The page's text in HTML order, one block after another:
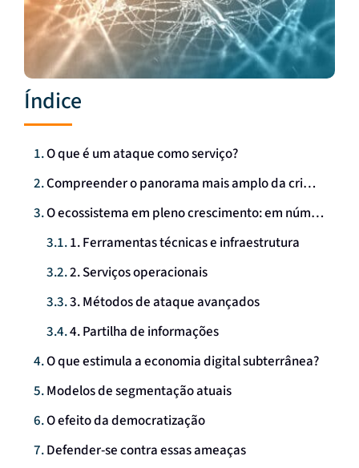
Índice
O que é um ataque como serviço?
Compreender o panorama mais amplo da criminalidade como serviço
O ecossistema em pleno crescimento: em números
1. Ferramentas técnicas e infraestrutura
2. Serviços operacionais
3. Métodos de ataque avançados
4. Partilha de informações
O que estimula a economia digital subterrânea?
Modelos de segmentação atuais
O efeito da democratização
Defender-se contra essas ameaças